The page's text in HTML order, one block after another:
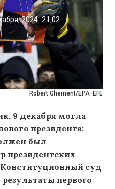
Robert Ghement/EPA-EFE
2024 21:02
9 декабря могла
президента:
был
президентских
суд
первого